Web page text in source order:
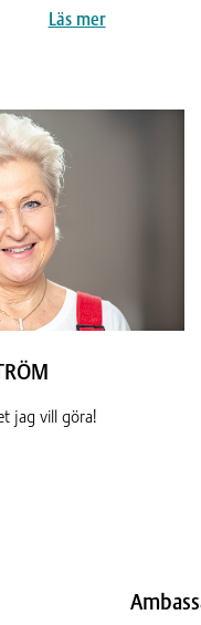
Läs mer
jag vill göra!